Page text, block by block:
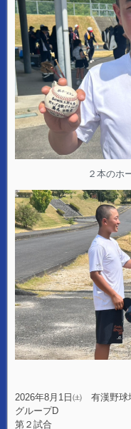
２本のホ
2026年8月1日㈯ 有漢野球
グループD
第２試合